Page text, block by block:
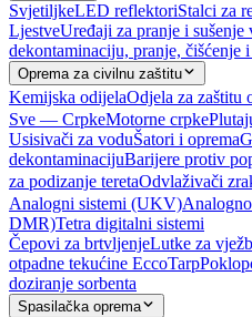
SvjetiljkeLED reflektoriStalci za
LjestveUređaji za pranje i sušenje
dekontaminaciju, pranje, čišćenje
Oprema za civilnu zaštitu
Kemijska odijelaOdjela za zaštitu
Sve — CrpkeMotorne crpke
Usisivači za voduŠatori i oprema
dekontaminacijuBarijere protiv
za podizanje teretaOdvlaživači
Analogni sistemi (UKV)
DMR)Tetra digitalni sistemi
Čepovi za brtvljenjeLutke za
otpadne tekućine EccoTarp
doziranje sorbenta
Spasilačka oprema